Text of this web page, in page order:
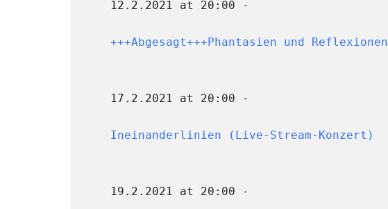
12.2.2021 at 20:00 -
+++Abgesagt+++Phantasien und Reflexionen
17.2.2021 at 20:00 -
Ineinanderlinien (Live-Stream-Konzert)
19.2.2021 at 20:00 -